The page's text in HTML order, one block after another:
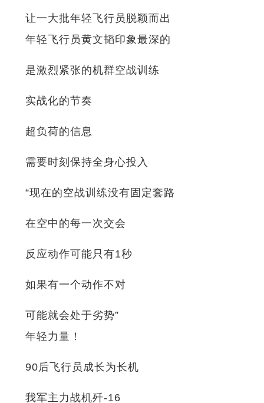
让一大批年轻飞行员脱颖而出
年轻飞行员黄文韬印象最深的
是激烈紧张的机群空战训练
实战化的节奏
超负荷的信息
需要时刻保持全身心投入
“现在的空战训练没有固定套路
在空中的每一次交会
反应动作可能只有1秒
如果有一个动作不对
可能就会处于劣势”
年轻力量！
90后飞行员成长为长机
我军主力战机歼-16